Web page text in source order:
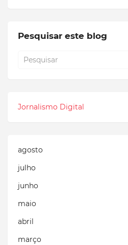
Pesquisar este blog
Jornalismo Digital
agosto
julho
junho
maio
abril
março